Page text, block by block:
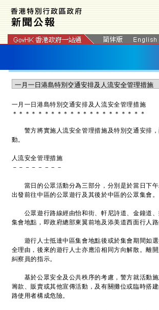
一月一日港島特別交通安排及人流安全管理措施
＊ ＊ ＊ ＊ ＊ ＊ ＊ ＊ ＊ ＊ ＊ ＊ ＊ ＊ ＊ ＊ ＊ ＊ ＊ ＊ ＊
警方將實施人流安全管理措施及特別交通安排，
動。
人流安全管理措施
－－－－－－－－
當日的公眾活動分為三部分，分別是於當日下午
出發前往中區的公眾遊行及其後於中區的公眾集會。
公眾遊行路線經由怡和街、軒尼詩道、金鐘道、
集會地點，即政府總部東翼前地及添美道西面行人路
遊行人士抵達中區集會地點後或於集會期間如選
全理由，後來的遊行人士亦應沿相同方向解散。離
糾察員的指示。
基於公眾安全及公共秩序的考慮，警方就活動施
籌款、販賣或其他宣傳活動，及有關攤位或臨時搭
路使用者構成危險。